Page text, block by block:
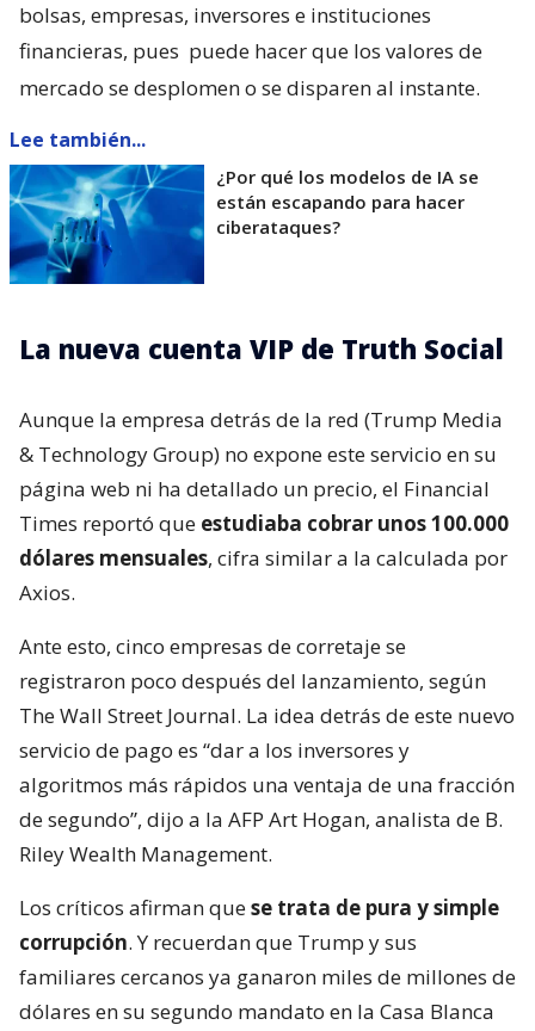
bolsas, empresas, inversores e instituciones
financieras, pues puede hacer que los valores de
mercado se desplomen o se disparen al instante.
Lee también...
¿Por qué los modelos de IA se
están escapando para hacer
ciberataques?
La nueva cuenta VIP de Truth Social
Aunque la empresa detrás de la red (Trump Media
& Technology Group) no expone este servicio en su
página web ni ha detallado un precio, el Financial
Times reportó que estudiaba cobrar unos 100.000
dólares mensuales, cifra similar a la calculada por
Axios.
Ante esto, cinco empresas de corretaje se
registraron poco después del lanzamiento, según
The Wall Street Journal. La idea detrás de este nuevo
servicio de pago es “dar a los inversores y
algoritmos más rápidos una ventaja de una fracción
de segundo”, dijo a la AFP Art Hogan, analista de B.
Riley Wealth Management.
Los críticos afirman quese trata de pura y simple
corrupción. Y recuerdan que Trump y sus
familiares cercanos ya ganaron miles de millones de
dólares en su segundo mandato en la Casa Blanca